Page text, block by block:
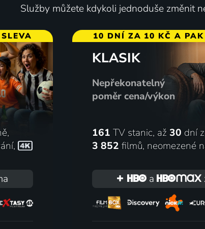
Služby můžete kdykoli jednoduše změnit
,
10 DNÍ ZA 10 KČ A PAK
KLASIK
Nepřekonatelný
poměr cena/výkon
161 TV stanic, až 30 dní
3 852 filmů, neomezené
a